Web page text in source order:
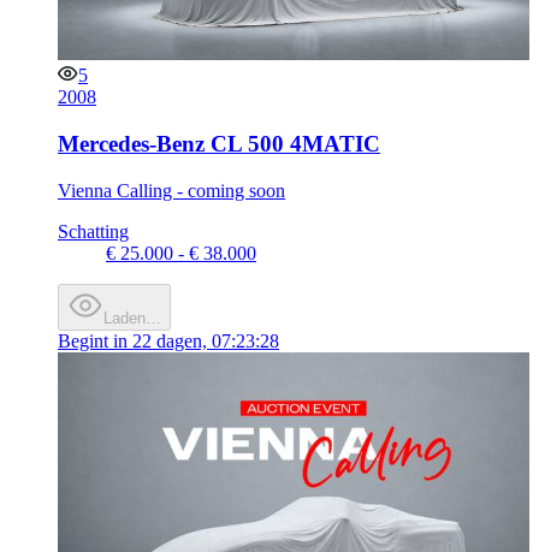
5
2008
Mercedes-Benz CL 500 4MATIC
Vienna Calling - coming soon
Schatting
€ 25.000 - € 38.000
Laden…
Begint in 22 dagen, 07:23:28